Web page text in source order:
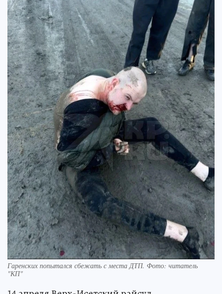
Гаренских попытался сбежать с места ДТП. Фото: читатель
"КП"